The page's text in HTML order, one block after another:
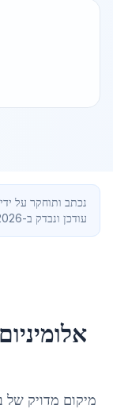
נכתב ותוחקר על ידי
עודכן ונבדק ב-2026
מיקום מדויק של